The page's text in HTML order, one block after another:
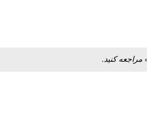
مراجعه کنید.